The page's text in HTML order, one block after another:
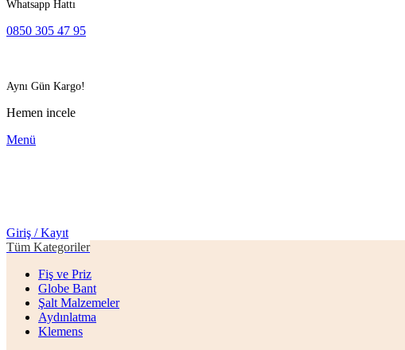
Whatsapp Hattı
0850 305 47 95
Aynı Gün Kargo!
Hemen incele
Menü
Giriş / Kayıt
Tüm Kategoriler
Fiş ve Priz
Globe Bant
Şalt Malzemeler
Aydınlatma
Klemens